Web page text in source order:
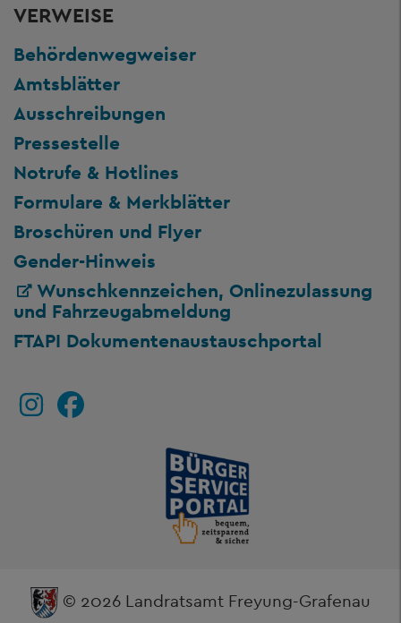
VERWEISE
Behördenwegweiser
Amtsblätter
Ausschreibungen
Pressestelle
Notrufe & Hotlines
Formulare & Merkblätter
Broschüren und Flyer
Gender-Hinweis
Wunschkennzeichen, Onlinezulassung
und Fahrzeugabmeldung
FTAPI Dokumentenaustauschportal
© 2026 Landratsamt Freyung-Grafenau